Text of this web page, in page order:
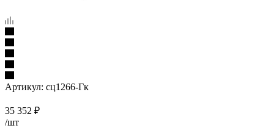
Артикул: сц1266-Гк
35 352 ₽
/шт